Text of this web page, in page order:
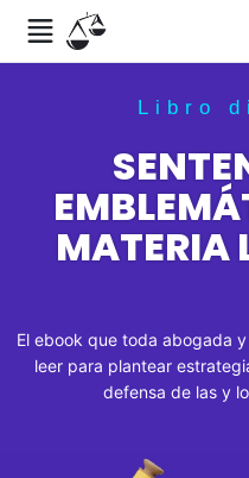
Libro
MATERIA
El ebook que toda abogada
leer para plantear
defensa de las y